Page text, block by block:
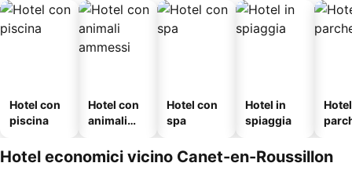
Hotel con
piscina
Hotel con
animali
Hotel con
spa
Hotel in
spiaggia
Hotel economici vicino Canet-en-Roussillon